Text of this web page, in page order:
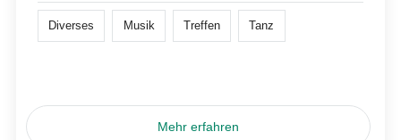
Diverses Musik Treffen Tanz
Mehr erfahren